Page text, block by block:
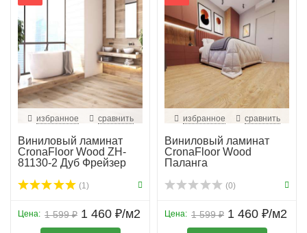
избранное сравнить
Виниловый ламинат
CronaFloor Wood ZH-
81130-2 Дуб Фрейзер
(1)
1 599 ₽
Цена: 1 460 ₽/м2
избранное сравнить
Виниловый ламинат
CronaFloor Wood
Паланга
(0)
1 599 ₽
Цена: 1 460 ₽/м2